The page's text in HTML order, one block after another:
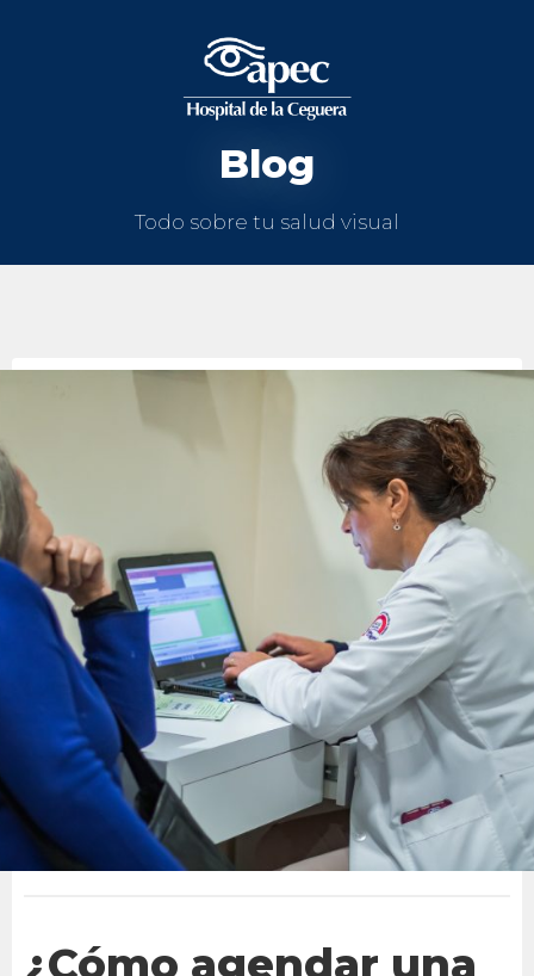
Blog
Todo sobre tu salud visual
¿Cómo agendar una